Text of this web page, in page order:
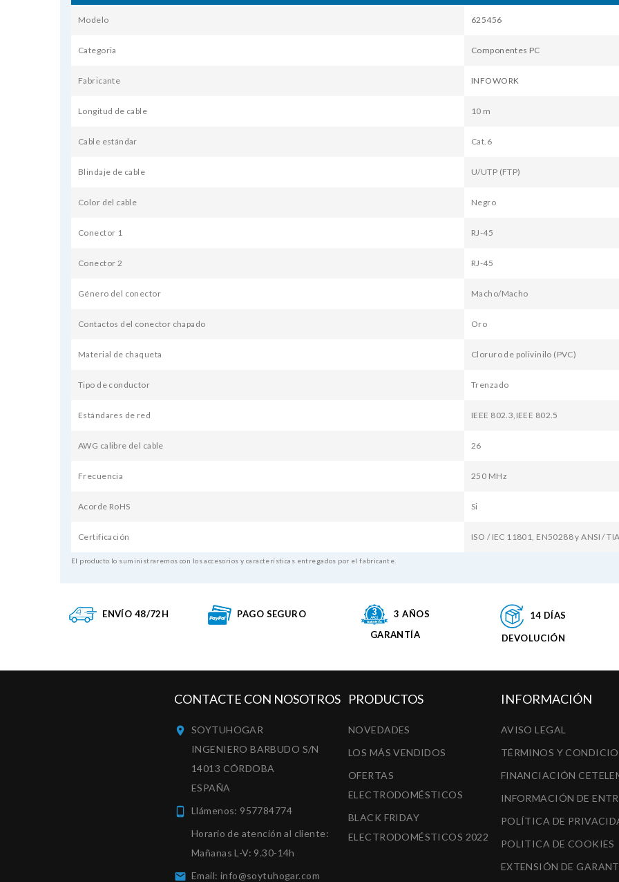
Modelo 625456
Categoria Componentes PC
Fabricante INFOWORK
Longitud de cable 10 m
Cable estándar Cat.6
Blindaje de cable U/UTP (FTP)
Color del cable Negro
Conector 1 RJ-45
Conector 2 RJ-45
Género del conector Macho/Macho
Contactos del conector chapado Oro
Material de chaqueta Cloruro de polivinilo (PVC)
Tipo de conductor Trenzado
Estándares de red IEEE 802.3,IEEE 802.5
AWG calibre del cable 26
Frecuencia 250 MHz
Acorde RoHS Si
Certificación ISO / IEC 11801, EN50288 y ANSI /
El producto lo suministraremos con los accesorios y características entregados por el fabricante.
ENVÍO 48/72H PAGO SEGURO
3 AÑOS
GARANTÍA
14 DÍAS
DEVOLUCIÓN
CONTACTE CON NOSOTROS
 SOYTUHOGAR
INGENIERO BARBUDO S/N
14013 CÓRDOBA
ESPAÑA
 Llámenos: 957784774
Horario de atención al cliente:
Mañanas L-V: 9.30-14h
 Email: info@soytuhogar.com
PRODUCTOS
NOVEDADES
LOS MÁS VENDIDOS
OFERTAS
ELECTRODOMÉSTICOS
BLACK FRIDAY
ELECTRODOMÉSTICOS 2022
INFORMACIÓN
AVISO LEGAL
TÉRMINOS Y
FINANCIACIÓN
INFORMACIÓN DE
POLÍTICA DE
POLITICA DE COOKIES
EXTENSIÓN DE